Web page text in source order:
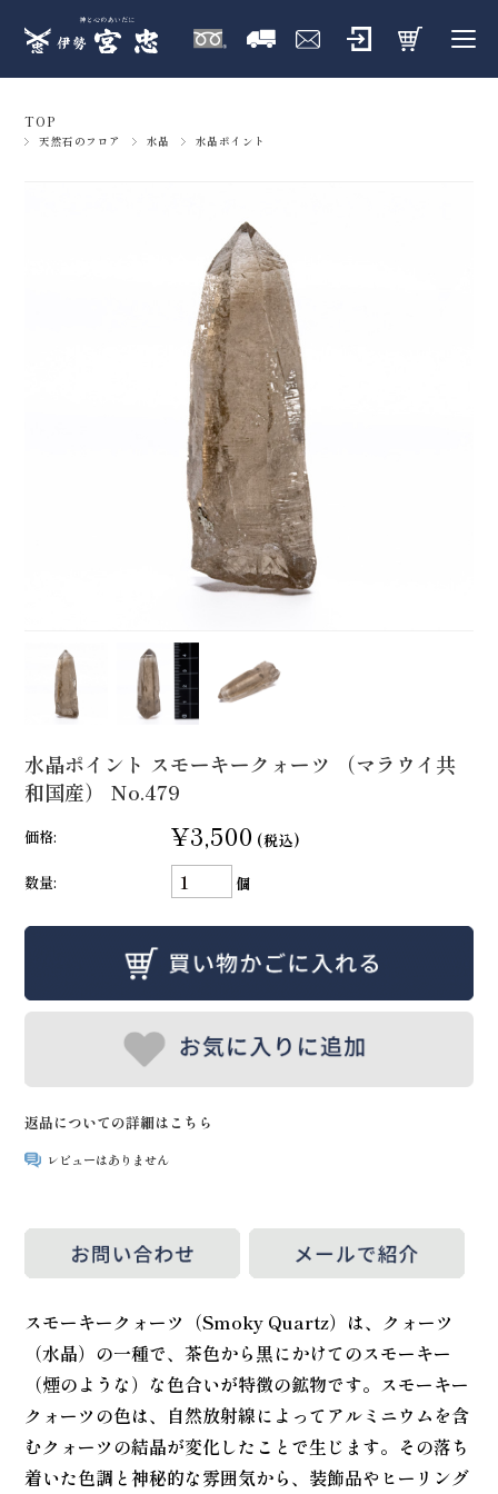
TOP
天然石のフロア 水晶 水晶ポイント
水晶ポイント スモーキークォーツ （マラウイ共
和国産） No.479
価格: ¥3,500 (税込)
数量:
個
返品についての詳細はこちら
レビューはありません
スモーキークォーツ（Smoky Quartz）は、クォーツ
（水晶）の一種で、茶色から黒にかけてのスモーキー
（煙のような）な色合いが特徴の鉱物です。スモーキー
クォーツの色は、自然放射線によってアルミニウムを含
むクォーツの結晶が変化したことで生じます。その落ち
着いた色調と神秘的な雰囲気から、装飾品やヒーリング